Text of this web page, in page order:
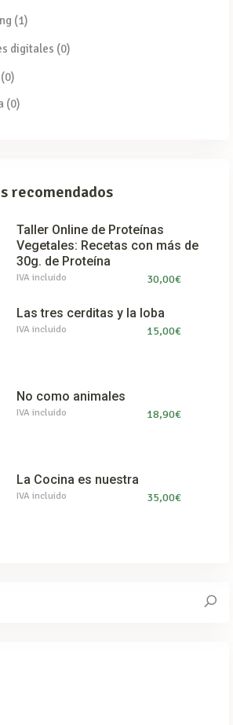
(1)
digitales (0)
(0)
(0)
recomendados
Taller Online de Proteínas
Vegetales: Recetas con más de
30g. de Proteína
30,00€
IVA incluido
Las tres cerditas y la loba
15,00€
IVA incluido
No como animales
18,90€
IVA incluido
La Cocina es nuestra
35,00€
IVA incluido